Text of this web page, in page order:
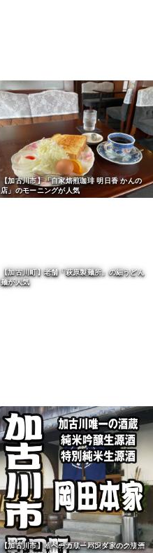
【加古川市】「自家焙煎珈琲 明日香 かんの
店」のモーニングが人気
【加古川町】老舗「萩原製麺所」の細うどん
麺が人気